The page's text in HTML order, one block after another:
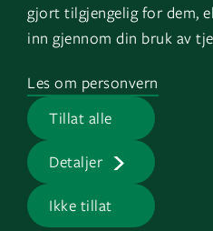
gjort tilgjengelig for dem,
inn gjennom din bruk av
Tillat alle
Detaljer
Ikke tillat
Les om personvern
HMS
Jobb i GK
Presserom
GK © 2026 |Personvern